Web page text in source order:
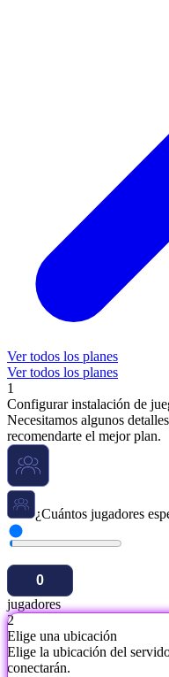
Ver todos los planes
Ver todos los planes
1
Configurar instalación de
Necesitamos algunos
recomendarte el mejor plan.
¿Cuántos jugadores
jugadores
2
Elige una ubicación
Elige la ubicación del
conectarán.